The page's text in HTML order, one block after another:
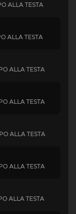
ALLA TESTA
ALLA TESTA
ALLA TESTA
ALLA TESTA
ALLA TESTA
ALLA TESTA
ALLA TESTA